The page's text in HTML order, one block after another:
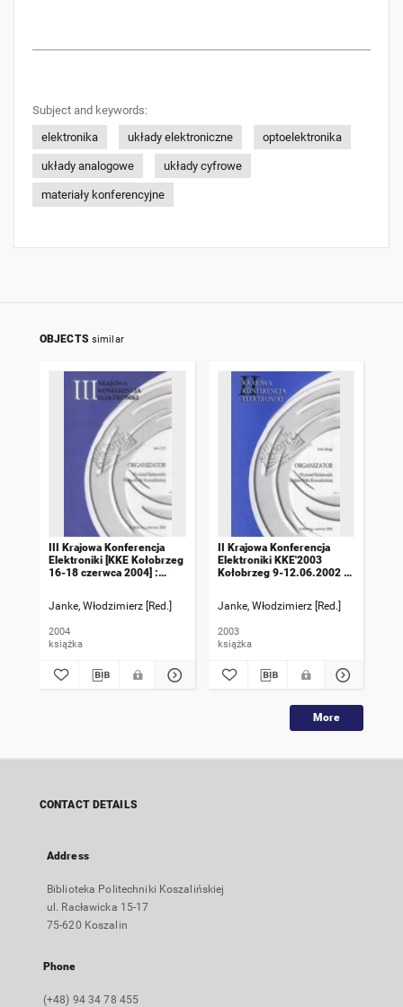
Subject and keywords:
elektronika
układy elektroniczne optoelektronika
układy analogowe układy cyfrowe
materiały konferencyjne
OBJECTS similar
III Krajowa Konferencja
Elektroniki [KKE Kołobrzeg
16-18 czerwca 2004] :
Janke, Włodzimierz [Red.]
2004
książka
II Krajowa Konferencja
Elektroniki KKE'2003
Kołobrzeg 9-12.06.2002 :
Janke, Włodzimierz [Red.]
2003
książka
More
CONTACT DETAILS
Address
Biblioteka Politechniki Koszalińskiej
ul. Racławicka 15-17
75-620 Koszalin
Phone
(+48) 94 34 78 455